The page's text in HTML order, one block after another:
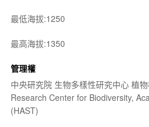
最低海拔:1250
最高海拔:1350
管理權
中央研究院 生物多樣性研究中心 植
Research Center for Biodiversity,
(HAST)